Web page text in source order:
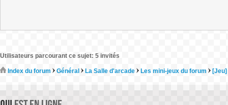
Utilisateurs parcourant ce sujet: 5 invités
Index du forum Général La Salle d'arcade Les mini-jeux du forum